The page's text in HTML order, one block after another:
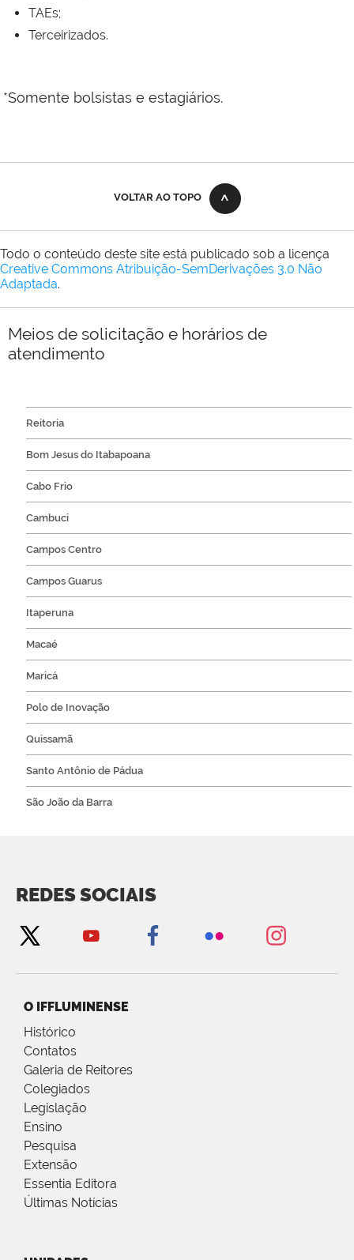
TAEs;
Terceirizados.
*Somente bolsistas e estagiários.
VOLTAR AO TOPO
Todo o conteúdo deste site está publicado sob a licença
Creative Commons Atribuição-SemDerivações 3.0 Não
Adaptada.
Meios de solicitação e horários de
atendimento
Reitoria
Bom Jesus do Itabapoana
Cabo Frio
Cambuci
Campos Centro
Campos Guarus
Itaperuna
Macaé
Maricá
Polo de Inovação
Quissamã
Santo Antônio de Pádua
São João da Barra
REDES SOCIAIS
O IFFLUMINENSE
Histórico
Contatos
Galeria de Reitores
Colegiados
Legislação
Ensino
Pesquisa
Extensão
Essentia Editora
Últimas Notícias